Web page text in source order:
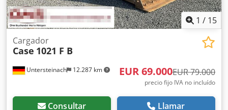
1 / 15
Untersteinach 12.287 km
Cargador
Case 1021 F B
EUR 69.000EUR 79.000
precio fijo IVA no incluído
Consultar Llamar